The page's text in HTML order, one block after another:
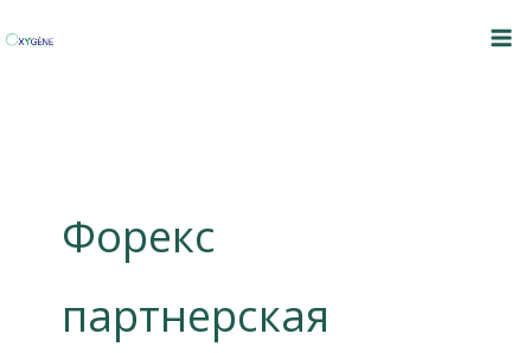
to
Форекс
партнерская